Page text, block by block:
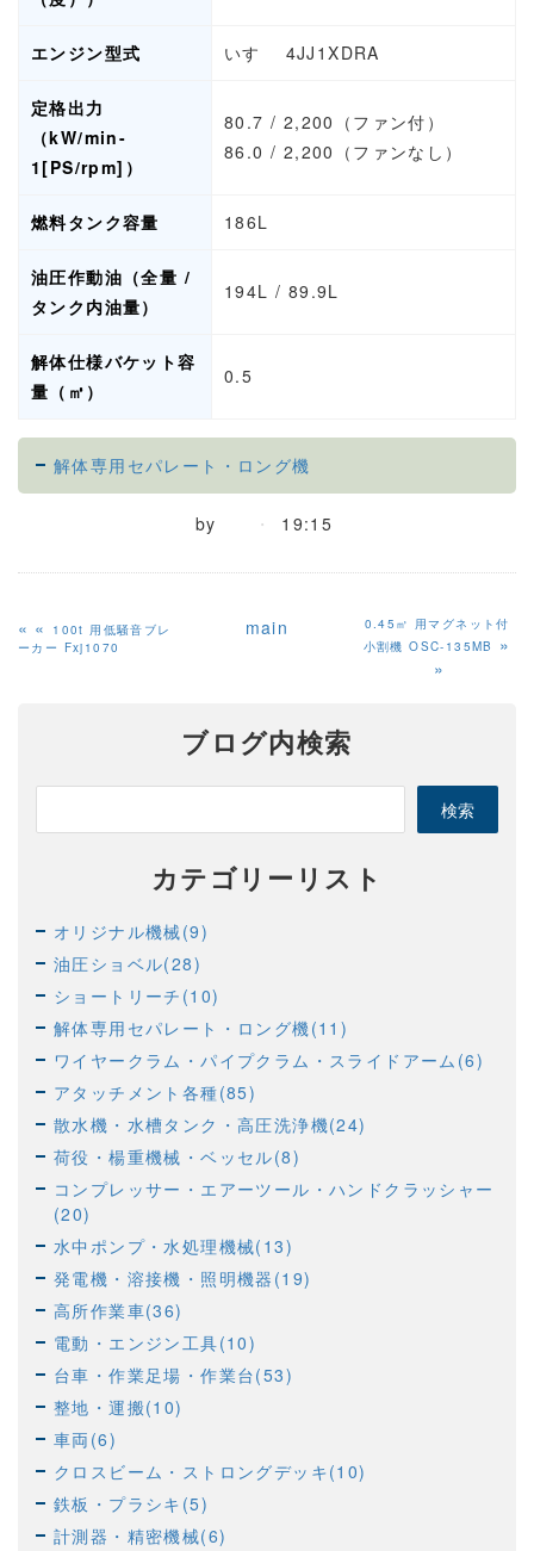
エンジン型式 いすゞ 4JJ1XDRA
定格出力
（kW/min-
1[PS/rpm]）
80.7 / 2,200（ファン付）
86.0 / 2,200（ファンなし）
燃料タンク容量 186L
油圧作動油（全量 /
タンク内油量）
194L / 89.9L
解体仕様バケット容
量（㎥）
0.5
解体専用セパレート・ロング機
by 19:15
«
100t 用低騒音ブレ
ーカー Fxj1070
main
0.45㎥ 用マグネット付
小割機 OSC-135MB
»
ブログ内検索
カテゴリーリスト
オリジナル機械(9)
油圧ショベル(28)
ショートリーチ(10)
解体専用セパレート・ロング機(11)
ワイヤークラム・パイプクラム・スライドアーム(6)
アタッチメント各種(85)
散水機・水槽タンク・高圧洗浄機(24)
荷役・楊重機械・ベッセル(8)
コンプレッサー・エアーツール・ハンドクラッシャー
(20)
水中ポンプ・水処理機械(13)
発電機・溶接機・照明機器(19)
高所作業車(36)
電動・エンジン工具(10)
台車・作業足場・作業台(53)
整地・運搬(10)
車両(6)
クロスビーム・ストロングデッキ(10)
鉄板・プラシキ(5)
計測器・精密機械(6)